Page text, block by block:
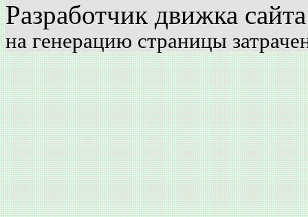
Разработчик движка
на генерацию страницы